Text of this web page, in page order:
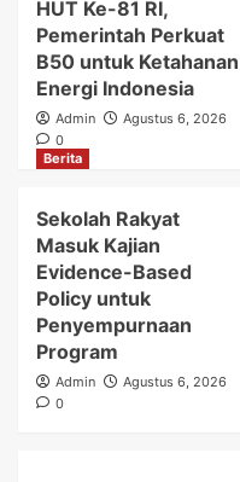
HUT Ke-81 RI,
Pemerintah Perkuat
B50 untuk Ketahanan
Energi Indonesia
Admin
Agustus 6, 2026
0
Berita
Sekolah Rakyat
Masuk Kajian
Evidence-Based
Policy untuk
Penyempurnaan
Program
Admin
Agustus 6, 2026
0